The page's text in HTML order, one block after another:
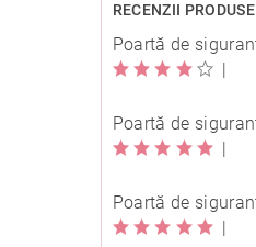
RECENZII PRODUSE
|
|
|